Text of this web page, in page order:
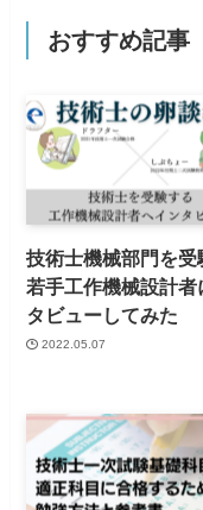
おすすめ記事
技術士機械部門を受
若手工作機械設計者
タビューしてみた
2022.05.07